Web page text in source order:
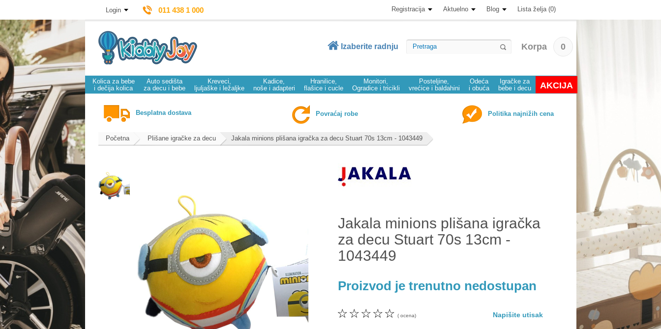
Login 011 438 1 000 Registracija Aktuelno Blog Lista želja (0)
Izaberite radnju Korpa 0
Kolica za bebe
i dečija kolica
Auto sedišta
za decu i bebe
Kreveci,
ljuljaške i ležaljke
Kadice,
noše i adapteri
Hranilice,
flašice i cucle
Monitori,
Ogradice i tricikli
Posteljine,
vrećice i baldahini
Odeća
i obuća
Igračke za
bebe i decu
AKCIJA
Besplatna dostava Povraćaj robe Politika najnižih cena
Početna Plišane igračke za decu Jakala minions plišana igračka za decu Stuart 70s 13cm - 1043449
Jakala minions plišana igračka
za decu Stuart 70s 13cm -
1043449
Proizvod je trenutno nedostupan
☆
☆
☆
☆
☆ ( ocena) Napišite utisak